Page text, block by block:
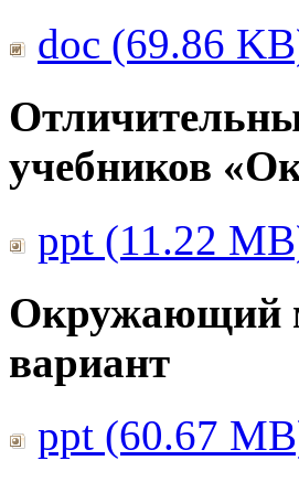
doc (69.86
учебников
ppt (11.22
Окружающий
вариант
ppt (60.67